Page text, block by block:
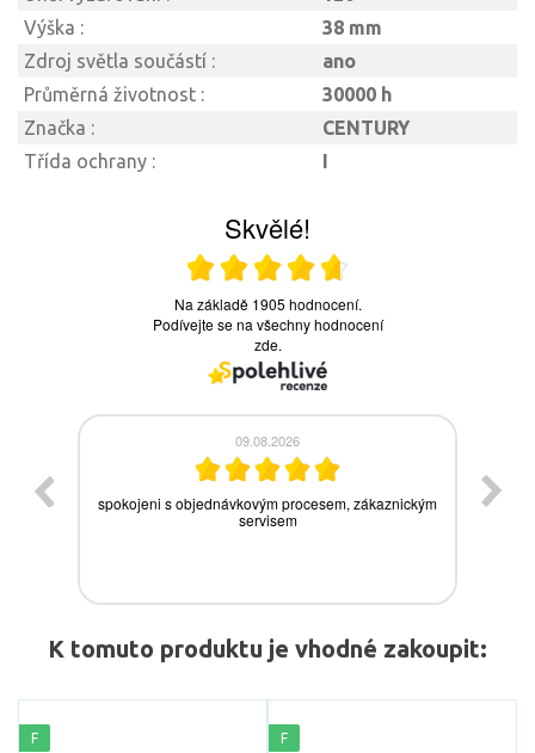
Výška :
38 mm
Zdroj světla součástí :
ano
Průměrná životnost :
30000 h
Značka :
CENTURY
Třída ochrany :
I
K tomuto produktu je vhodné zakoupit:
F F